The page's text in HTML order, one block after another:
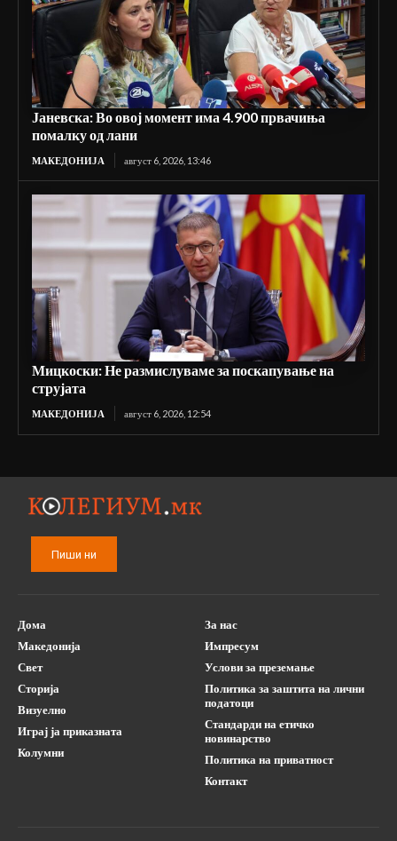
Јаневска: Во овој момент има 4.900 првачиња
помалку од лани
МАКЕДОНИЈА август 6, 2026, 13:46
Мицкоски: Не размислуваме за поскапување на
струјата
МАКЕДОНИЈА август 6, 2026, 12:54
Пиши ни
Дома
Македонија
Свет
Сторија
Визуелно
Играј ја приказната
Колумни
За нас
Импресум
Услови за преземање
Политика за заштита на лични
податоци
Стандарди на етичко
новинарство
Политика на приватност
Контакт